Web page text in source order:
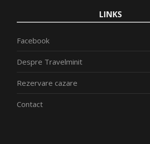
LINKS
Facebook
Despre Travelminit
Rezervare cazare
Contact